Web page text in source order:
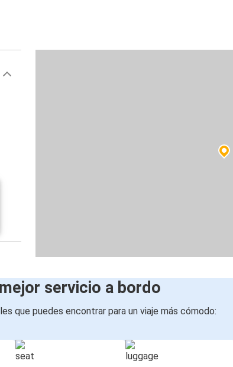
servicio a bordo
que puedes encontrar para un viaje más cómodo: